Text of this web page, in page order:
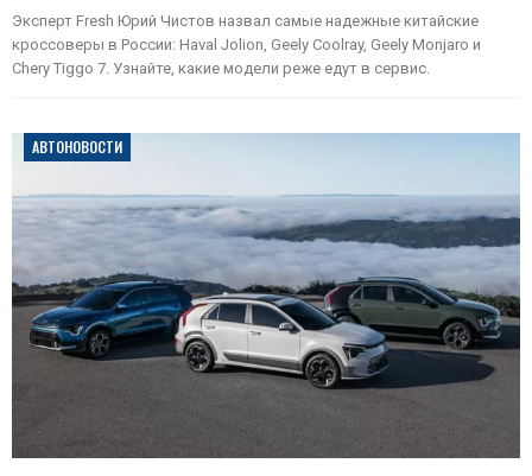
Эксперт Fresh Юрий Чистов назвал самые надежные китайские
кроссоверы в России: Haval Jolion, Geely Coolray, Geely Monjaro и
Chery Tiggo 7. Узнайте, какие модели реже едут в сервис.
АВТОНОВОСТИ